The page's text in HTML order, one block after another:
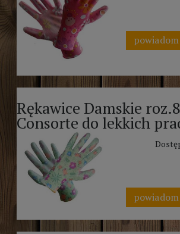
Rękawice Damskie
Consorte do lekkich